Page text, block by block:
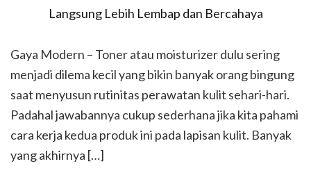
Gaya Modern – Toner atau moisturizer dulu sering
menjadi dilema kecil yang bikin banyak orang bingung
saat menyusun rutinitas perawatan kulit sehari-hari.
Padahal jawabannya cukup sederhana jika kita pahami
cara kerja kedua produk ini pada lapisan kulit. Banyak
yang akhirnya […]